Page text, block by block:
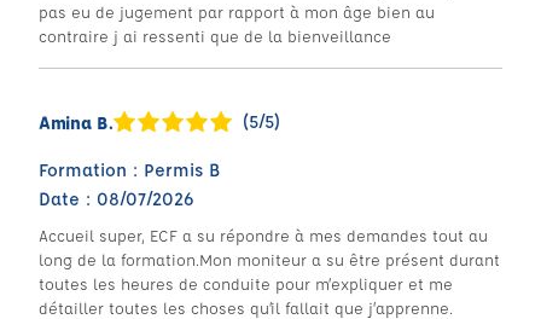
pas eu de jugement par rapport à mon âge bien au
contraire j ai ressenti que de la bienveillance
Amina B. (5/5)
Formation : Permis B
Date : 08/07/2026
Accueil super, ECF a su répondre à mes demandes tout au
long de la formation.Mon moniteur a su être présent durant
toutes les heures de conduite pour m’expliquer et me
détailler toutes les choses qu’il fallait que j’apprenne.